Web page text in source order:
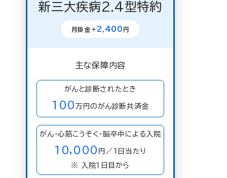
新三大疾病2.4型特約
月掛金＋ 2,400 円
主な保障内容
がんと診断されたとき
100万円のがん診断共済金
がん・心筋こうそく・脳卒中による入院
10,000 円／1日当たり
※ 入院１日目から